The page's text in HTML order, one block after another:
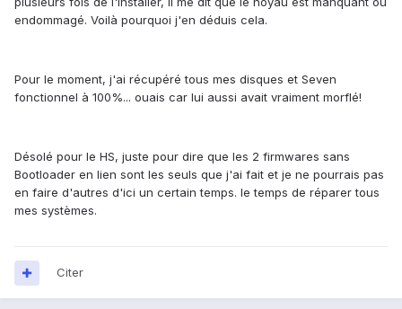
endommagé. Voilà pourquoi j'en déduis cela.
Pour le moment, j'ai récupéré tous mes disques et Seven
fonctionnel à 100%... ouais car lui aussi avait vraiment morflé!
Désolé pour le HS, juste pour dire que les 2 firmwares sans
Bootloader en lien sont les seuls que j'ai fait et je ne pourrais pas
en faire d'autres d'ici un certain temps. le temps de réparer tous
mes systèmes.
Citer